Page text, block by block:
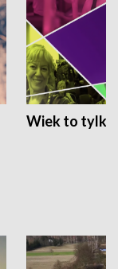
Wiek to tylko